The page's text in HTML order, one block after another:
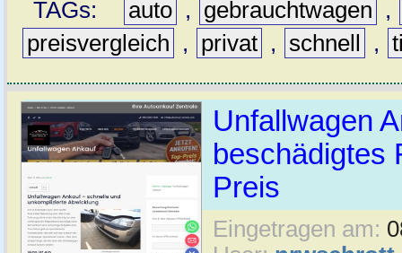
TAGs:
auto , gebrauchtwagen
,
preisvergleich
, privat , schnell ,
Unfallwagen
beschädigtes
Preis
Eingetragen am: